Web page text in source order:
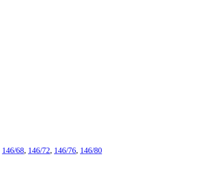
146/68, 146/72, 146/76, 146/80